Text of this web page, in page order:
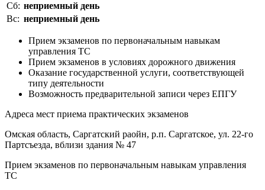
Сб: неприемный день
Вс: неприемный день
Прием экзаменов по первоначальным навыкам
управления ТС
Прием экзаменов в условиях дорожного движения
Оказание государственной услуги, соответствующей
типу деятельности
Возможность предварительной записи через ЕПГУ
Адреса мест приема практических экзаменов
Омская область, Саргатский раойн, р.п. Саргатское, ул. 22-го
Партсъезда, вблизи здания № 47
Прием экзаменов по первоначальным навыкам управления
ТС